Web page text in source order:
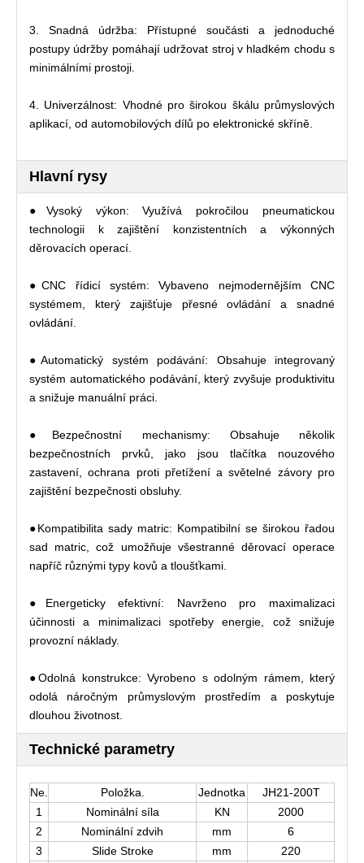
3. Snadná údržba: Přístupné součásti a jednoduché
postupy údržby pomáhají udržovat stroj v hladkém chodu s
minimálními prostoji.
4. Univerzálnost: Vhodné pro širokou škálu průmyslových
aplikací, od automobilových dílů po elektronické skříně.
Hlavní rysy
●Vysoký výkon: Využívá pokročilou pneumatickou
technologii k zajištění konzistentních a výkonných
děrovacích operací.
●CNC řídicí systém: Vybaveno nejmodernějším CNC
systémem, který zajišťuje přesné ovládání a snadné
ovládání.
●Automatický systém podávání: Obsahuje integrovaný
systém automatického podávání, který zvyšuje produktivitu
a snižuje manuální práci.
●Bezpečnostní mechanismy: Obsahuje několik
bezpečnostních prvků, jako jsou tlačítka nouzového
zastavení, ochrana proti přetížení a světelné závory pro
zajištění bezpečnosti obsluhy.
●Kompatibilita sady matric: Kompatibilní se širokou řadou
sad matric, což umožňuje všestranné děrovací operace
napříč různými typy kovů a tloušťkami.
●Energeticky efektivní: Navrženo pro maximalizaci
účinnosti a minimalizaci spotřeby energie, což snižuje
provozní náklady.
●Odolná konstrukce: Vyrobeno s odolným rámem, který
odolá náročným průmyslovým prostředím a poskytuje
dlouhou životnost.
Technické parametry
Ne. Položka. Jednotka
JH21-200T
1
Nominální síla KN
2000
2
Nominální zdvih mm
6
3
Slide Stroke mm
220